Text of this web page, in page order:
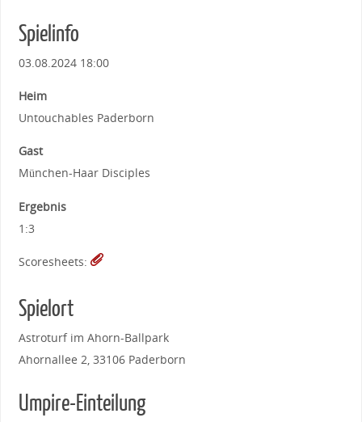
Spielinfo
03.08.2024 18:00
Heim
Untouchables Paderborn
Gast
München-Haar Disciples
Ergebnis
1:3
Scoresheets:
Spielort
Astroturf im Ahorn-Ballpark
Ahornallee 2, 33106 Paderborn
Umpire-Einteilung